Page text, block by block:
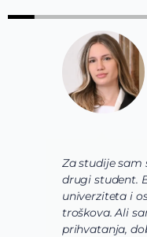
Za studije sam
drugi student.
univerziteta i
troškova. Ali
prihvatanja,